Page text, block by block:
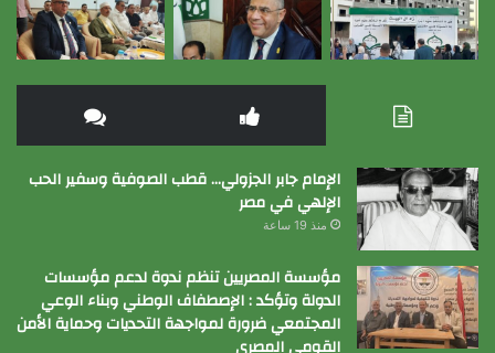
الإمام جابر الجزولي… قطب الصوفية وسفير الحب
الإلهي في مصر
منذ 19 ساعة
مؤسسة المصريين تنظم ندوة لدعم مؤسسات
الدولة وتؤكد : الإصطفاف الوطني وبناء الوعي
المجتمعي ضرورة لمواجهة التحديات وحماية الأمن